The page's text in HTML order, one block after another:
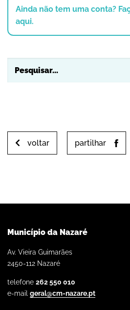
Ainda não tem uma conta?
aqui.
voltar partilhar
Município da Nazaré
Av. Vieira Guimarães
2450-112 Nazaré
telefone 262 550 010
e-mail geral@cm-nazare.pt